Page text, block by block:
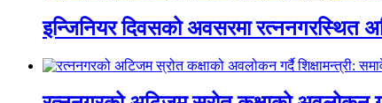
इन्जिनियर दिवसको अवसरमा रत्ननगरस्थित